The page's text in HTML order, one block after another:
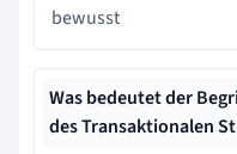
bewusst
Was bedeutet der
des Transaktionalen